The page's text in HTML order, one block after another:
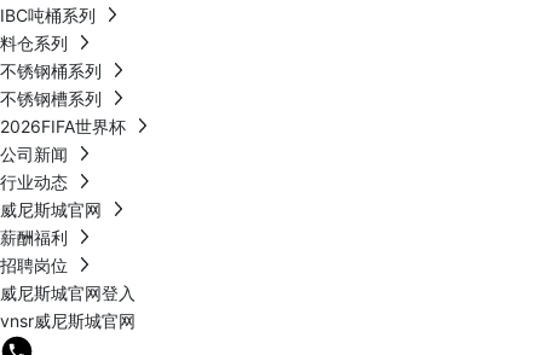
IBC吨桶系列
料仓系列
不锈钢桶系列
不锈钢槽系列
2026FIFA世界杯
公司新闻
行业动态
威尼斯城官网
薪酬福利
招聘岗位
威尼斯城官网登入
vnsr威尼斯城官网